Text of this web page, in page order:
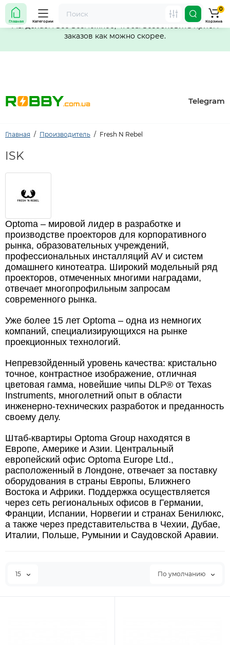
Внимание! Работа магазина временно приостановлена.
Мы делаем всё возможное, чтобы возобновить прием
заказов как можно скорее.
Telegram
Главная Категории
0
Корзина
Главная Производитель Fresh N Rebel
ISK
Optoma – мировой лидер в разработке и
производстве проекторов для корпоративного
рынка, образовательных учреждений,
профессиональных инсталляций AV и систем
домашнего кинотеатра. Широкий модельный ряд
проекторов, отмеченных многими наградами,
отвечает многопрофильным запросам
современного рынка.
Уже более 15 лет Optoma – одна из немногих
компаний, специализирующихся на рынке
проекционных технологий.
Непревзойденный уровень качества: кристально
точное, контрастное изображение, отличная
цветовая гамма, новейшие чипы DLP® от Texas
Instruments, многолетний опыт в области
инженерно-технических разработок и преданность
своему делу.
Штаб-квартиры Optoma Group находятся в
Европе, Америке и Азии. Центральный
европейский офис Optoma Europe Ltd.,
расположенный в Лондоне, отвечает за поставку
оборудования в страны Европы, Ближнего
Востока и Африки. Поддержка осуществляется
через сеть региональных офисов в Германии,
Франции, Испании, Норвегии и странах Бенилюкс,
а также через представительства в Чехии, Дубае,
Италии, Польше, Румынии и Саудовской Аравии.
15 По умолчанию